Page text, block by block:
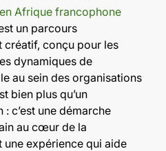
Afrique francophone
un parcours
conçu pour les
dynamiques de
au sein des organisations
bien plus qu’un
c’est une démarche
au cœur de la
expérience qui aide